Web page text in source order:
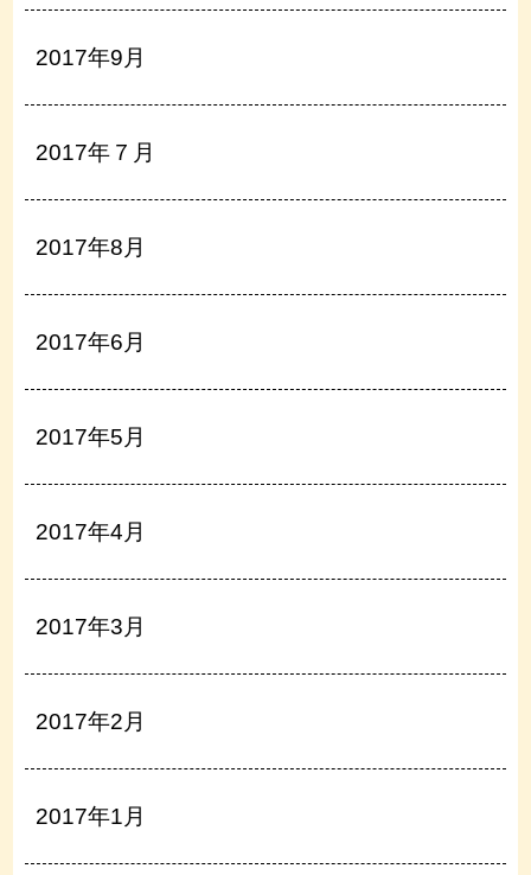
2017年9月
2017年７月
2017年8月
2017年6月
2017年5月
2017年4月
2017年3月
2017年2月
2017年1月